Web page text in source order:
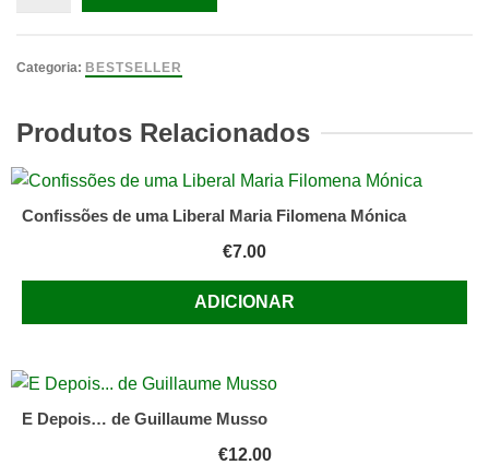
Mulheres,
de
Maria
Maia,
Balsemão,
Basto,
Maria
Categoria: BESTSELLER
Produtos Relacionados
Confissões de uma Liberal Maria Filomena Mónica
€7.00
ADICIONAR
E Depois… de Guillaume Musso
€12.00